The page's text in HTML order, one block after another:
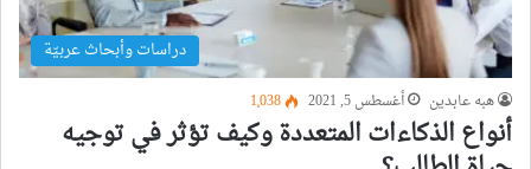
دراسات وأبحاث عربيّة
هبه عابدين أغسطس 5, 2021 1٬038
أنواع الذكاءات المتعددة وكيف تؤثر في توجيه